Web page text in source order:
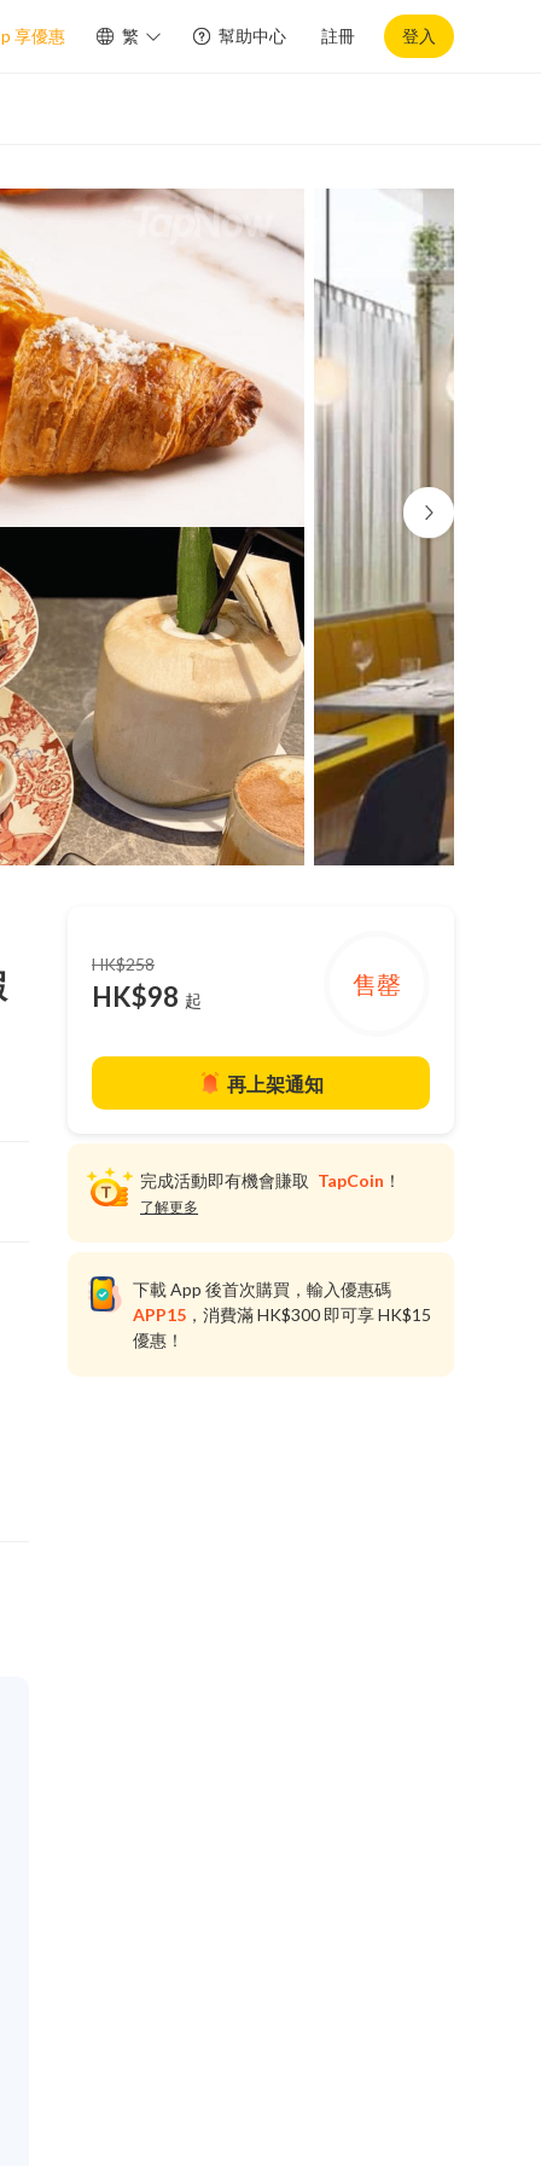
享優惠 繁 幫助中心 註冊 登入
HK$258
HK$98 起
售罄
再上架通知
完成活動即有機會賺取 TapCoin ！
了解更多
下載 App 後首次購買，輸入優惠碼
APP15 ，消費滿 HK$300 即可享 HK$15
優惠！